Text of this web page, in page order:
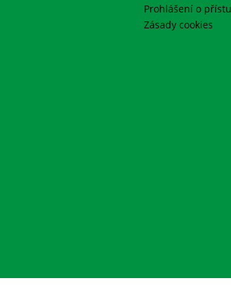
Prohlášení o
Zásady cookies